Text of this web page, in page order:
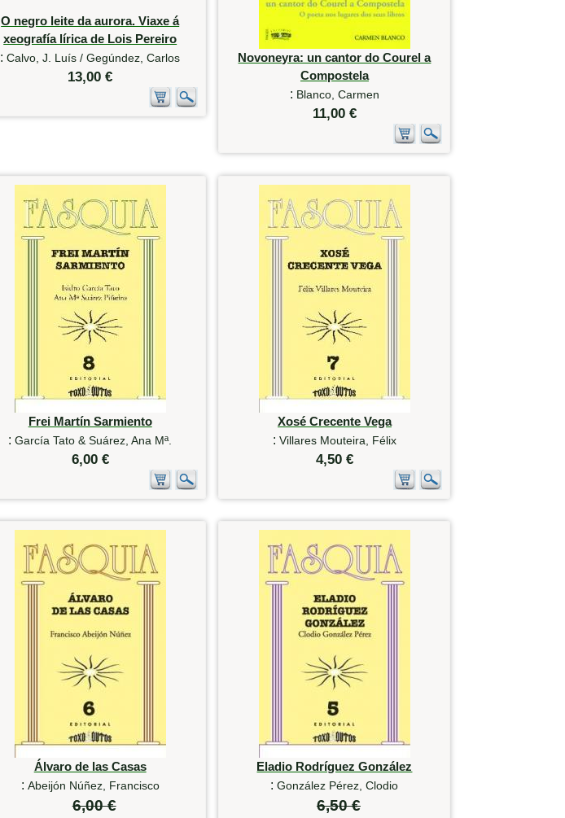
O negro leite da aurora. Viaxe á
xeografía lírica de Lois Pereiro
:Calvo, J. Luís / Gegúndez, Carlos
13,00 €
Novoneyra: un cantor do Courel a
Compostela
: Blanco, Carmen
11,00 €
Frei Martín Sarmiento
:García Tato & Suárez, Ana Mª.
6,00 €
Xosé Crecente Vega
: Villares Mouteira, Félix
4,50 €
Álvaro de las Casas
: Abeijón Núñez, Francisco
6,00 €
Eladio Rodríguez González
:González Pérez, Clodio
6,50 €